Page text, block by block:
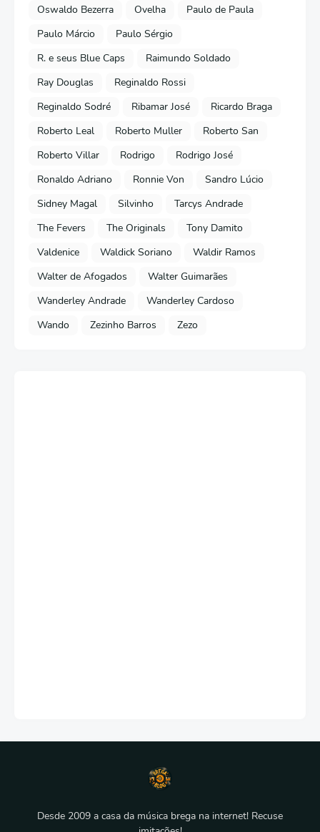
Oswaldo Bezerra
Ovelha
Paulo de Paula
Paulo Márcio
Paulo Sérgio
R. e seus Blue Caps
Raimundo Soldado
Ray Douglas
Reginaldo Rossi
Reginaldo Sodré
Ribamar José
Ricardo Braga
Roberto Leal
Roberto Muller
Roberto San
Roberto Villar
Rodrigo
Rodrigo José
Ronaldo Adriano
Ronnie Von
Sandro Lúcio
Sidney Magal
Silvinho
Tarcys Andrade
The Fevers
The Originals
Tony Damito
Valdenice
Waldick Soriano
Waldir Ramos
Walter de Afogados
Walter Guimarães
Wanderley Andrade
Wanderley Cardoso
Wando
Zezinho Barros Zezo
Desde 2009 a casa da música brega na internet! Recuse